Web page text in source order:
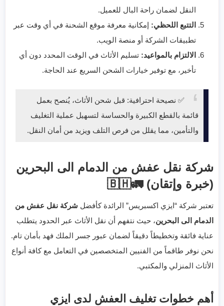
النقل لضمان راحة البال للعميل.
التتبع اللحظي: إمكانية معرفة موقع الشحنة في أي وقت عبر
تطبيقات الشركة أو منصة الويب.
الالتزام بالمواعيد: تسليم الأثاث في الوقت المحدد دون أي
تأخير، مع توفير خيارات الشحن السريع عند الحاجة.
✅ نصيحة احترافية: قبل شحن الأثاث، يُنصح بعمل
قائمة بالقطع الكبيرة والحساسة لتسهيل عملية التغليف
والتأمين، مما يقلل من فرص التلف ويزيد من أمان النقل.
شركة نقل عفش من الدمام الى البحرين
(خبرة وإتقان) 🚛🇧🇭
تعتبر شركة “ايزي اكسبريس” الرائدة كأفضل شركة نقل عفش من
الدمام الى البحرين، حيث نتفهم أن نقل الأثاث عبر الحدود يتطلب
عناية فائقة وتخطيطاً دقيقاً لضمان عبور جسر الملك فهد بأمان تام.
نحن نوفر طاقماً من الفنيين المتخصصين في التعامل مع كافة أنواع
الأثاث المنزلي والمكتبي.
أهم خطوات تغليف العفش لدى ايزي